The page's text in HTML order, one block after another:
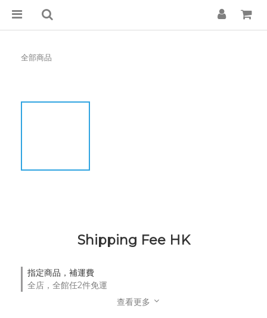
全部商品
Shipping Fee HK
指定商品，補運費
全店，全館任2件免運
查看更多